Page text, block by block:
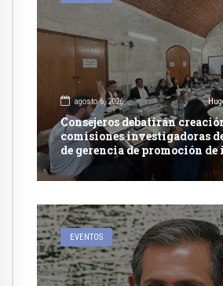
agosto 6, 2026
Consejeros debatirán
comisiones investigadoras
de gerencia de promoción
carretera en Caylloma
EVENTOS